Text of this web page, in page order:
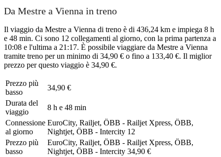
Da Mestre a Vienna in treno
Il viaggio da Mestre a Vienna di treno è di 436,24 km e impiega 8 h
e 48 min. Ci sono 12 collegamenti al giorno, con la prima partenza a
10:08 e l'ultima a 21:17. È possibile viaggiare da Mestre a Vienna
tramite treno per un minimo di 34,90 € o fino a 133,40 €. Il miglior
prezzo per questo viaggio è 34,90 €.
Prezzo più
basso
34,90 €
Durata del
viaggio
8 h e 48 min
Connessione
al giorno
EuroCity, Railjet, ÖBB - Railjet Xpress, ÖBB,
Nightjet, ÖBB - Intercity 12
Prezzo più
basso
EuroCity, Railjet, ÖBB - Railjet Xpress, ÖBB,
Nightjet, ÖBB - Intercity 34,90 €